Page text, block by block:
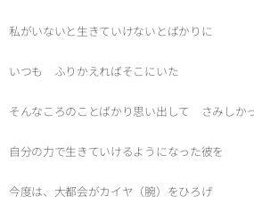
私がいないと生きていけないとばかりに
いつも ふりかえればそこにいた
そんなころのことばかり思い出して さみしか
自分の力で生きていけるようになった彼を
今度は、大都会がカイヤ（腕）をひろげ